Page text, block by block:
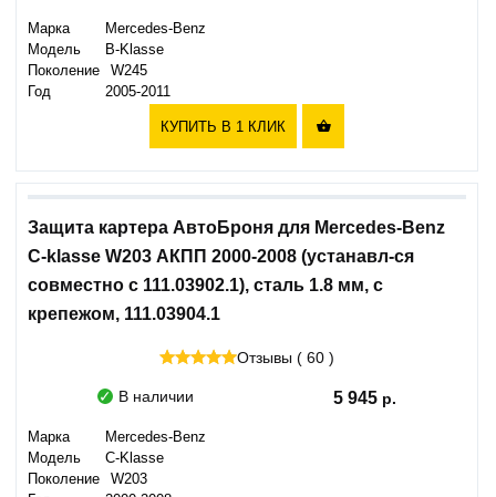
Марка
Mercedes-Benz
Модель
B-Klasse
Поколение
W245
Год
2005-2011
КУПИТЬ В 1 КЛИК 
Защита картера АвтоБроня для Mercedes-Benz
C-klasse W203 АКПП 2000-2008 (устанавл-ся
совместно с 111.03902.1), сталь 1.8 мм, с
крепежом, 111.03904.1
Отзывы ( 60 )
В наличии 5 945
Марка
Mercedes-Benz
Модель
C-Klasse
Поколение
W203